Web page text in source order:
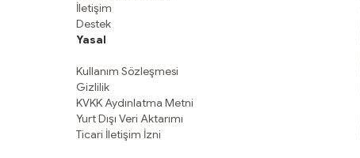
İletişim
Destek
Yasal
Kullanım Sözleşmesi
Gizlilik
KVKK Aydınlatma Metni
Yurt Dışı Veri Aktarımı
Ticari İletişim İzni